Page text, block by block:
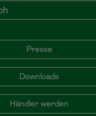
Presse
Downloads
Händler werden